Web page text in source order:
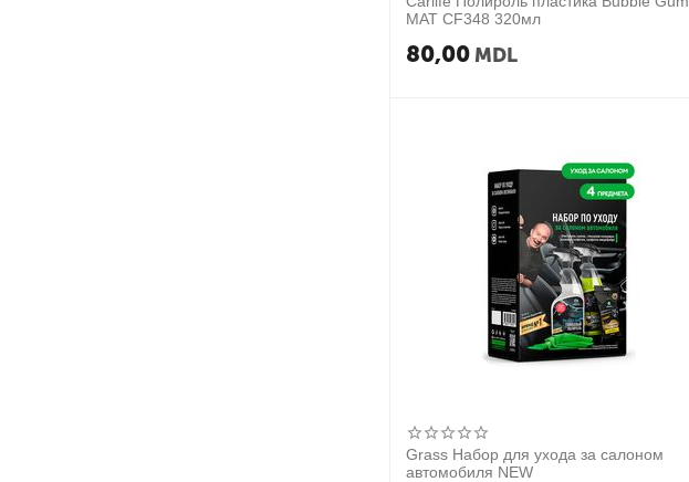
MAT CF348 320мл
80,00 MDL
Grass Набор для ухода за салоном
автомобиля NEW